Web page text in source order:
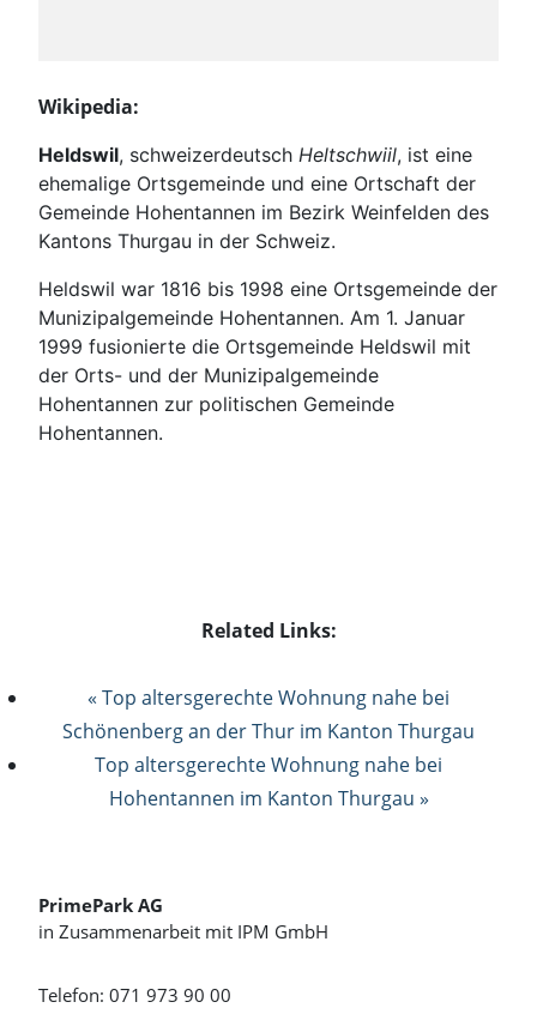
Wikipedia:
Heldswil, schweizerdeutsch Heltschwiil, ist eine
ehemalige Ortsgemeinde und eine Ortschaft der
Gemeinde Hohentannen im Bezirk Weinfelden des
Kantons Thurgau in der Schweiz.
Heldswil war 1816 bis 1998 eine Ortsgemeinde der
Munizipalgemeinde Hohentannen. Am 1. Januar
1999 fusionierte die Ortsgemeinde Heldswil mit
der Orts- und der Munizipalgemeinde
Hohentannen zur politischen Gemeinde
Hohentannen.
Related Links:
« Top altersgerechte Wohnung nahe bei
Schönenberg an der Thur im Kanton Thurgau
Top altersgerechte Wohnung nahe bei
Hohentannen im Kanton Thurgau »
PrimePark AG
in Zusammenarbeit mit IPM GmbH
Telefon: 071 973 90 00